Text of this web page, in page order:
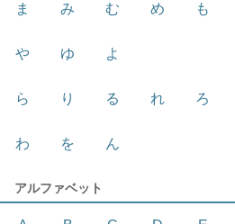
ま み む め も
や ゆ よ
ら り る れ ろ
わ を ん
アルファベット